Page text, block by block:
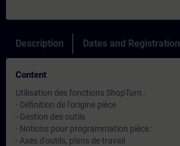
Description Dates and Registration
Content
Utilisation des fonctions ShopTurn :
- Définition de l'origine pièce
- Gestion des outils
- Notions pour programmation pièce :
- Axes d'outils, plans de travail